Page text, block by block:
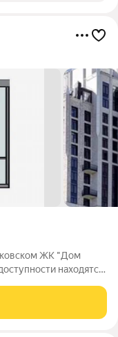
ЖК "Дом
находятся
где можно